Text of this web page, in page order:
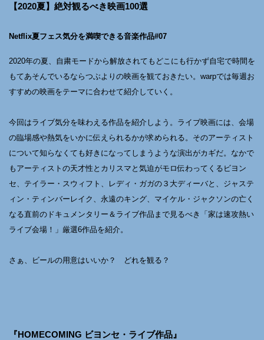
【2020夏】絶対観るべき映画100選
Netflix夏フェス気分を満喫できる音楽作品#07
2020年の夏、自粛モードから解放されてもどこにも行かず自宅で時間を
もてあそんでいるならつぶよりの映画を観ておきたい。warpでは毎週お
すすめの映画をテーマに合わせて紹介していく。
今回はライブ気分を味わえる作品を紹介しよう。ライブ映画には、会場
の臨場感や熱気をいかに伝えられるかが求められる。そのアーティスト
について知らなくても好きになってしまうような演出がカギだ。なかで
もアーティストの天才性とカリスマと気迫がモロ伝わってくるビヨン
セ、テイラー・スウィフト、レディ・ガガの３大ディーバと、ジャステ
ィン・ティンバーレイク、永遠のキング、マイケル・ジャクソンの亡く
なる直前のドキュメンタリー＆ライブ作品まで見るべき「家は速攻熱い
ライブ会場！」厳選6作品を紹介。
さぁ、ビールの用意はいいか？ どれを観る？
『HOMECOMING ビヨンセ・ライブ作品』